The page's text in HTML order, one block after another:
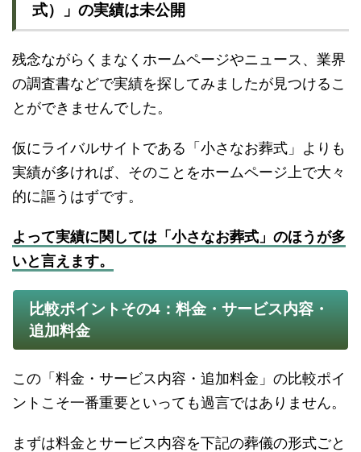
式）」の実績は未公開
残念ながらくまなくホームページやニュース、業界
の調査書などで実績を探してみましたが見つけるこ
とができませんでした。
仮にライバルサイトである「小さなお葬式」よりも
実績が多ければ、そのことをホームページ上で大々
的に謳うはずです。
よって実績に関しては「小さなお葬式」のほうが多
いと言えます。
比較ポイントその4：料金・サービス内容・
追加料金
この「料金・サービス内容・追加料金」の比較ポイ
ントこそ一番重要といっても過言ではありません。
まずは料金とサービス内容を下記の葬儀の形式ごと